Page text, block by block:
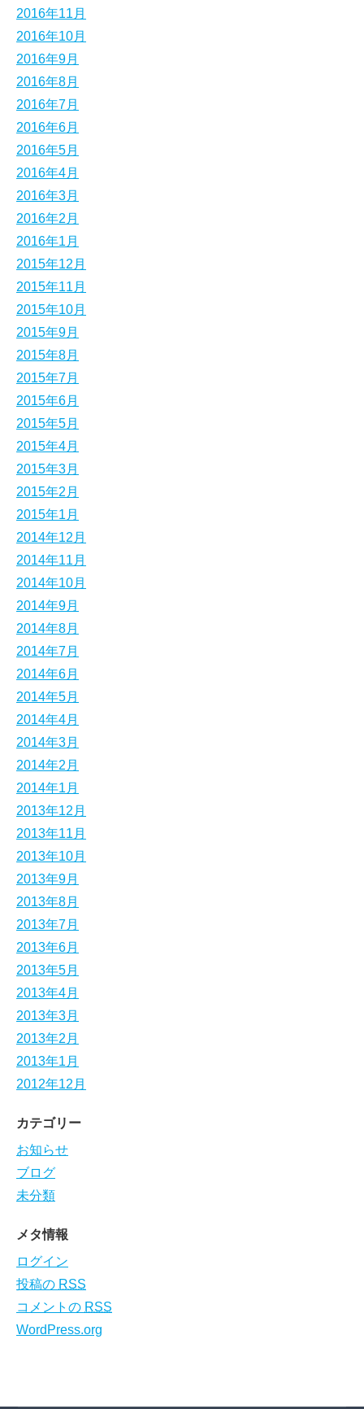
2016年11月
2016年10月
2016年9月
2016年8月
2016年7月
2016年6月
2016年5月
2016年4月
2016年3月
2016年2月
2016年1月
2015年12月
2015年11月
2015年10月
2015年9月
2015年8月
2015年7月
2015年6月
2015年5月
2015年4月
2015年3月
2015年2月
2015年1月
2014年12月
2014年11月
2014年10月
2014年9月
2014年8月
2014年7月
2014年6月
2014年5月
2014年4月
2014年3月
2014年2月
2014年1月
2013年12月
2013年11月
2013年10月
2013年9月
2013年8月
2013年7月
2013年6月
2013年5月
2013年4月
2013年3月
2013年2月
2013年1月
2012年12月
カテゴリー
お知らせ
ブログ
未分類
メタ情報
ログイン
投稿の RSS
コメントの RSS
WordPress.org